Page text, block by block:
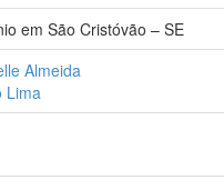
em São Cristóvão – SE
Almeida
Lima